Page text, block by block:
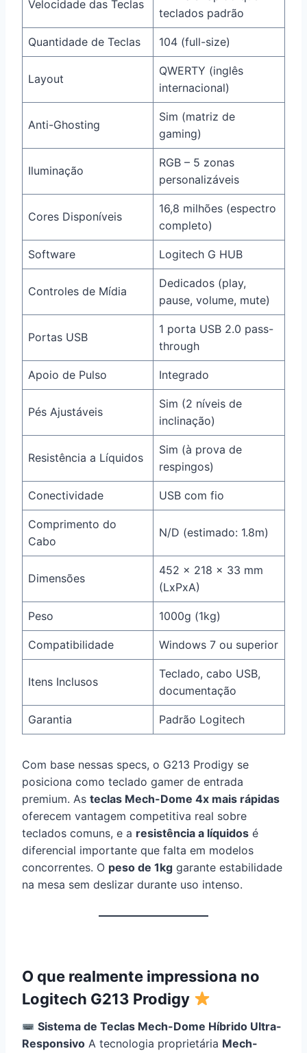
Velocidade das Teclas
teclados padrão
Quantidade de Teclas 104 (full-size)
Layout
QWERTY (inglês
internacional)
Anti-Ghosting
Sim (matriz de
gaming)
Iluminação
RGB – 5 zonas
personalizáveis
Cores Disponíveis
16,8 milhões (espectro
completo)
Software Logitech G HUB
Controles de Mídia
Dedicados (play,
pause, volume, mute)
Portas USB
1 porta USB 2.0 pass-
through
Apoio de Pulso Integrado
Pés Ajustáveis
Sim (2 níveis de
inclinação)
Resistência a Líquidos
Sim (à prova de
respingos)
Conectividade USB com fio
Comprimento do
Cabo
N/D (estimado: 1.8m)
Dimensões
452 x 218 x 33 mm
(LxPxA)
Peso 1000g (1kg)
Compatibilidade Windows 7 ou superior
Itens Inclusos
Teclado, cabo USB,
documentação
Garantia Padrão Logitech
Com base nessas specs, o G213 Prodigy se
posiciona como teclado gamer de entrada
premium. As teclas Mech-Dome 4x mais rápidas
oferecem vantagem competitiva real sobre
teclados comuns, e a resistência a líquidos é
diferencial importante que falta em modelos
concorrentes. O peso de 1kg garante estabilidade
na mesa sem deslizar durante uso intenso.
O que realmente impressiona no
Logitech G213 Prodigy
Sistema de Teclas Mech-Dome Híbrido Ultra-
Responsivo A tecnologia proprietária Mech-